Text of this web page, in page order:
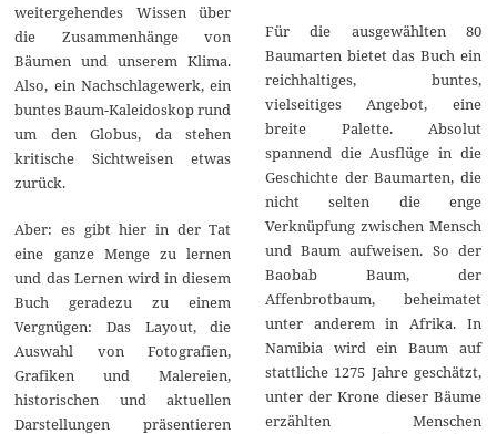
weitergehendes Wissen über
die Zusammenhänge von
Bäumen und unserem Klima.
Also, ein Nachschlagewerk, ein
buntes Baum-Kaleidoskop rund
um den Globus, da stehen
kritische Sichtweisen etwas
zurück.
Aber: es gibt hier in der Tat
eine ganze Menge zu lernen
und das Lernen wird in diesem
Buch geradezu zu einem
Vergnügen: Das Layout, die
Auswahl von Fotografien,
Grafiken und Malereien,
historischen und aktuellen
Darstellungen präsentieren
Für die ausgewählten 80
Baumarten bietet das Buch ein
reichhaltiges, buntes,
vielseitiges Angebot, eine
breite Palette. Absolut
spannend die Ausflüge in die
Geschichte der Baumarten, die
nicht selten die enge
Verknüpfung zwischen Mensch
und Baum aufweisen. So der
Baobab Baum, der
Affenbrotbaum, beheimatet
unter anderem in Afrika. In
Namibia wird ein Baum auf
stattliche 1275 Jahre geschätzt,
unter der Krone dieser Bäume
erzählten Menschen